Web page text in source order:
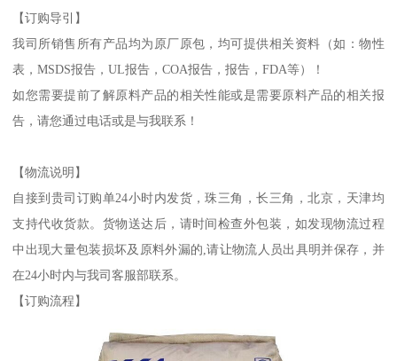
【订购导引】
我司所销售所有产品均为原厂原包，均可提供相关资料（如：物性
表，MSDS报告，UL报告，COA报告，报告，FDA等）！
如您需要提前了解原料产品的相关性能或是需要原料产品的相关报
告，请您通过电话或是与我联系！
【物流说明】
自接到贵司订购单24小时内发货，珠三角，长三角，北京，天津均
支持代收货款。货物送达后，请时间检查外包装，如发现物流过程
中出现大量包装损坏及原料外漏的 ,请让物流人员出具明并保存，并
在24小时内与我司客服部联系。
【订购流程】